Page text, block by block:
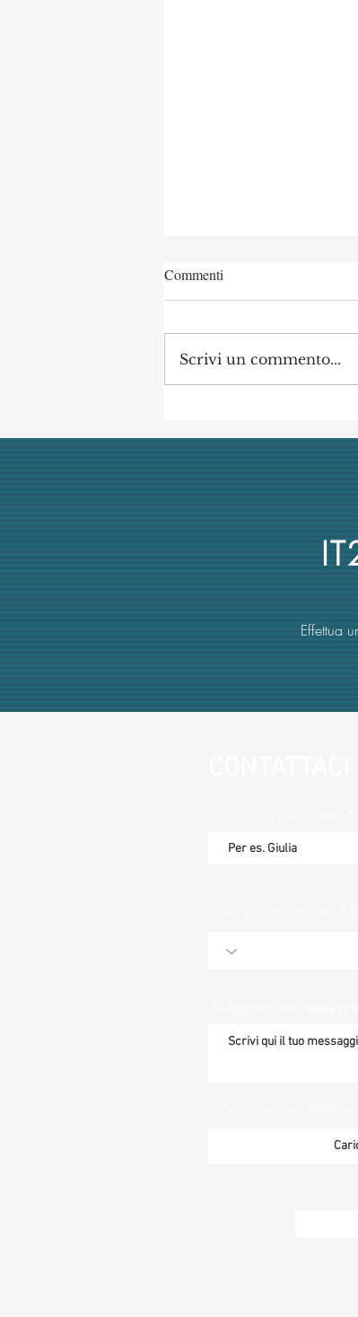
Classica a Uni Vanvitelli
Commenti
Scrivi un commento...
Effettua